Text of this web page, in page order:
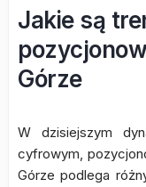
Jakie są
Górze
W dzisiejszym
cyfrowym,
Górze podlega